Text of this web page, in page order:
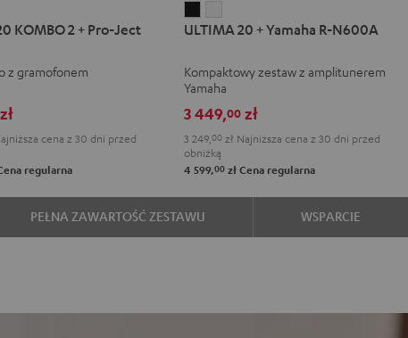
KOMBO 2 + Pro-Ject
z gramofonem
zł
cena z 30 dni przed
regularna
20
Yamaha
R-
N600A
Black
20
Yamaha
R-
N600A
White
ULTIMA 20 + Yamaha R-N600A
Kompaktowy zestaw z amplitunerem
Yamaha
3 449,00 zł
3 249,00 zł Najniższa cena z 30 dni przed
obniżką
4 599,00 zł Cena regularna
PEŁNA ZAWARTOŚĆ ZESTAWU WSPARCIE